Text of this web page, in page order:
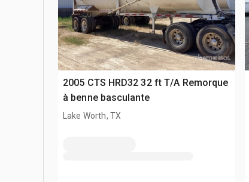
2005 CTS HRD32 32 ft T/A Remorque
à benne basculante
Lake Worth, TX